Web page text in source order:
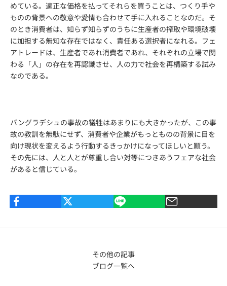
めている。適正な価格を払ってそれらを買うことは、つくり手や
ものの背景への敬意や愛情も合わせて手に入れることなのだ。そ
のとき消費者は、知らず知らずのうちに生産者の搾取や環境破壊
に加担する無知な存在ではなく、責任ある選択者になれる。フェ
アトレードは、生産者であれ消費者であれ、それぞれの立場で関
わる「人」の存在を再認識させ、人の力で社会を再構築する試み
なのである。
バングラデシュの事故の犠牲はあまりにも大きかったが、この事
故の教訓を無駄にせず、消費者や企業がもっとものの背景に目を
向け現状を変えるよう行動するきっかけになってほしいと願う。
その先には、人と人とが尊重し合い対等につきあうフェアな社会
があると信じている。
その他の記事
ブログ一覧へ